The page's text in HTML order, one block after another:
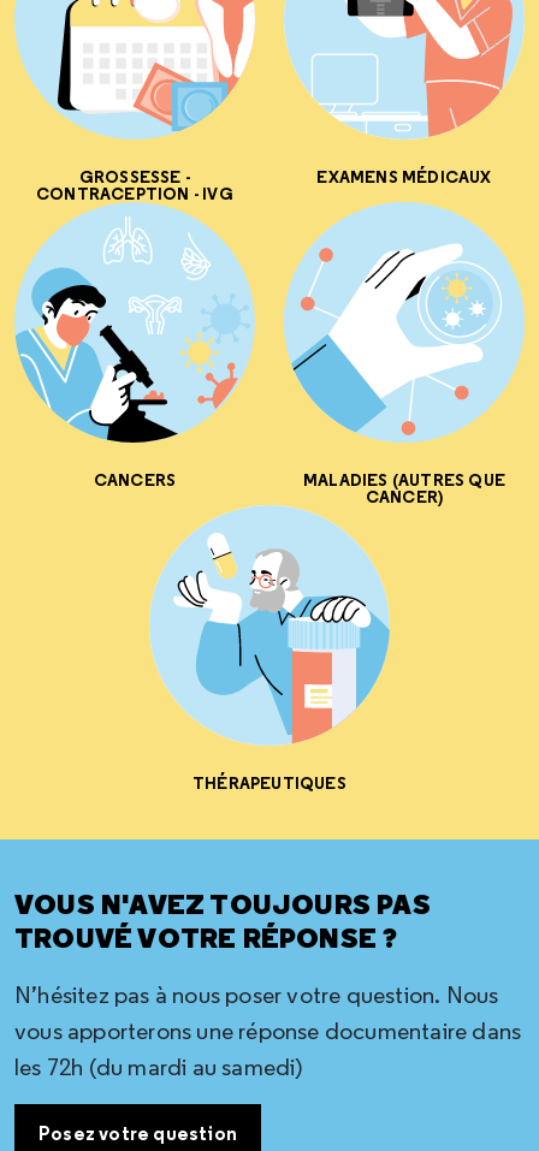
GROSSESSE -
CONTRACEPTION - IVG
EXAMENS MÉDICAUX
CANCERS MALADIES (AUTRES QUE
CANCER)
THÉRAPEUTIQUES
VOUS N'AVEZ TOUJOURS PAS
TROUVÉ VOTRE RÉPONSE ?
N’hésitez pas à nous poser votre question. Nous
vous apporterons une réponse documentaire dans
les 72h (du mardi au samedi)
Posez votre question